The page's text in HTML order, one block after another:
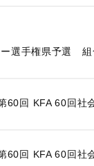
ー選手権県予選 組
60回 KFA 60回
60回 KFA 60回